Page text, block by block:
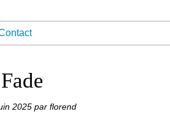
2025 par florend